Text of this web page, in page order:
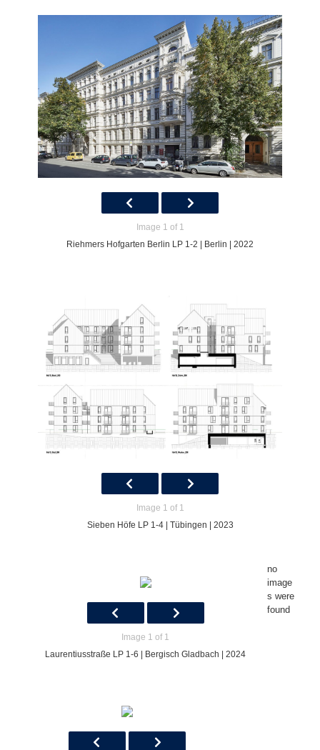
Image 1 of 1
Riehmers Hofgarten Berlin LP 1-2 | Berlin | 2022
Image 1 of 1
Sieben Höfe LP 1-4 | Tübingen | 2023
Image 1 of 1
Laurentiusstraße LP 1-6 | Bergisch Gladbach | 2024
no
image
s were
found